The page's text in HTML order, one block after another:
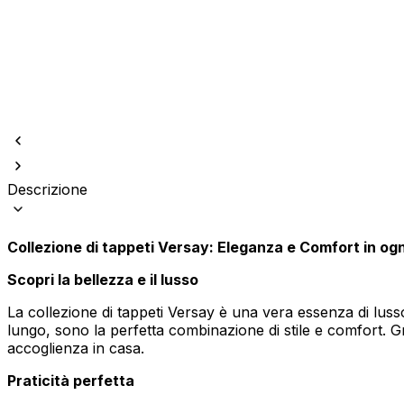
Descrizione
Collezione di tappeti Versay: Eleganza e Comfort in
Scopri la bellezza e il lusso
La collezione di tappeti Versay è una vera essenza di
lungo, sono la perfetta combinazione di stile e comfort.
accoglienza in casa.
Praticità perfetta
Indispensabili